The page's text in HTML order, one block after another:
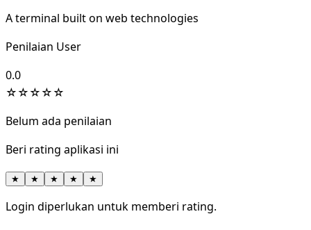
A terminal built on web technologies
Penilaian User
0.0
☆☆☆☆☆
Belum ada penilaian
Beri rating aplikasi ini
★ ★ ★ ★ ★
Login diperlukan untuk memberi rating.